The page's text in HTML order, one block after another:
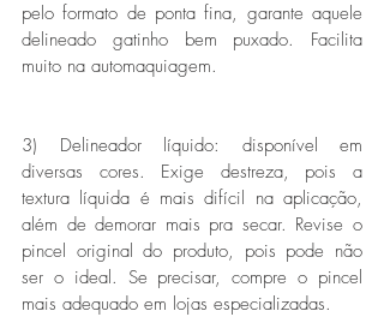
pelo formato de ponta fina, garante aquele
delineado gatinho bem puxado. Facilita
muito na automaquiagem.
3) Delineador líquido: disponível em
diversas cores. Exige destreza, pois a
textura líquida é mais difícil na aplicação,
além de demorar mais pra secar. Revise o
pincel original do produto, pois pode não
ser o ideal. Se precisar, compre o pincel
mais adequado em lojas especializadas.